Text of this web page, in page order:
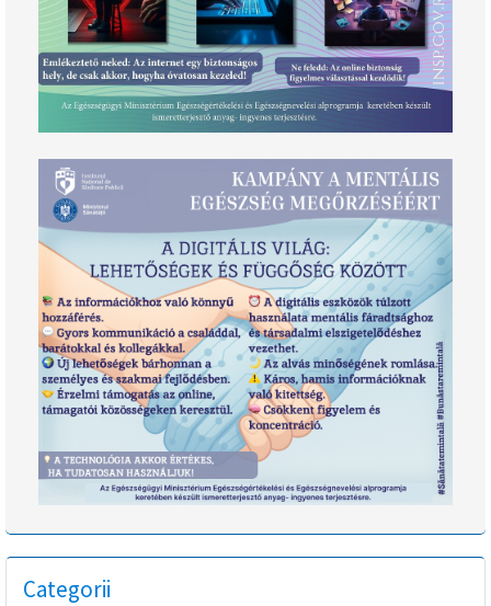
Categorii